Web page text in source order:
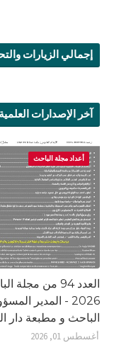
إجمالي الزيارات
آخر الإصدارات
أعداد مجلة الباحث
العدد 94 من
2026 - المدير
الباحث و مطبعة دار القلم
أغسطس 01, 2026